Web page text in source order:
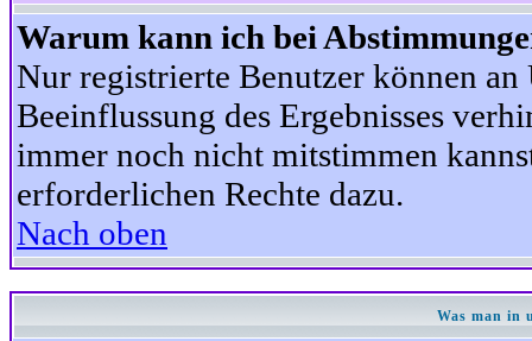
Warum kann ich bei
Nur registrierte Benutzer können
Beeinflussung des Ergebnisses
immer noch nicht mitstimmen
erforderlichen Rechte dazu.
Nach oben
Was man in